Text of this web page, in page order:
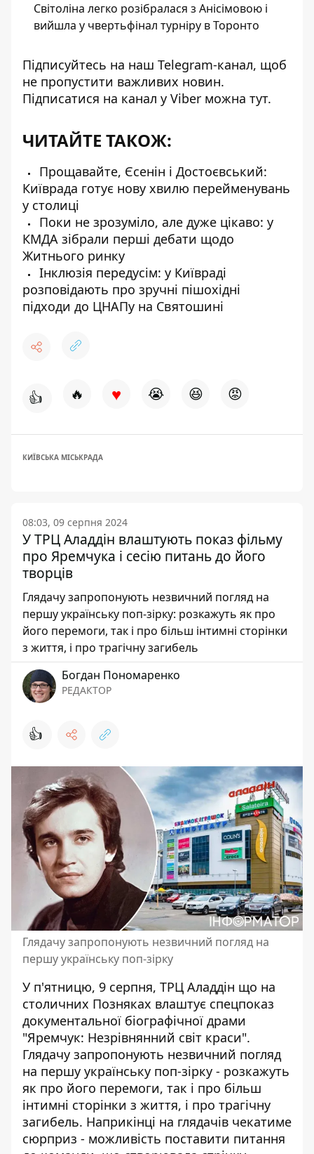
Світоліна легко розібралася з Анісімовою і
вийшла у чвертьфінал турніру в Торонто
Підписуйтесь на наш Telegram-канал, щоб
не пропустити важливих новин.
Підписатися на канал у Viber можна тут.
ЧИТАЙТЕ ТАКОЖ:
Прощавайте, Єсенін і Достоєвський:
Київрада готує нову хвилю перейменувань
у столиці
Поки не зрозуміло, але дуже цікаво: у
КМДА зібрали перші дебати щодо
Житнього ринку
Інклюзія передусім: у Київраді
розповідають про зручні пішохідні
підходи до ЦНАПу на Святошині
👍 🔥 ♥ 😭 😆 😡
КИЇВСЬКА МІСЬКРАДА
08:03, 09 серпня 2024
У ТРЦ Аладдін влаштують показ фільму
про Яремчука і сесію питань до його
творців
Глядачу запропонують незвичний погляд на
першу українську поп-зірку: розкажуть як про
його перемоги, так і про більш інтимні сторінки
з життя, і про трагічну загибель
Богдан Пономаренко
РЕДАКТОР
👍
Глядачу запропонують незвичний погляд на
першу українську поп-зірку
У п'ятницю, 9 серпня, ТРЦ Аладдін що на
столичних Позняках влаштує спецпоказ
документальної біографічної драми
"Яремчук: Незрівнянний світ краси".
Глядачу запропонують незвичний погляд
на першу українську поп-зірку - розкажуть
як про його перемоги, так і про більш
інтимні сторінки з життя, і про трагічну
загибель. Наприкінці на глядачів чекатиме
сюрприз - можливість поставити питання